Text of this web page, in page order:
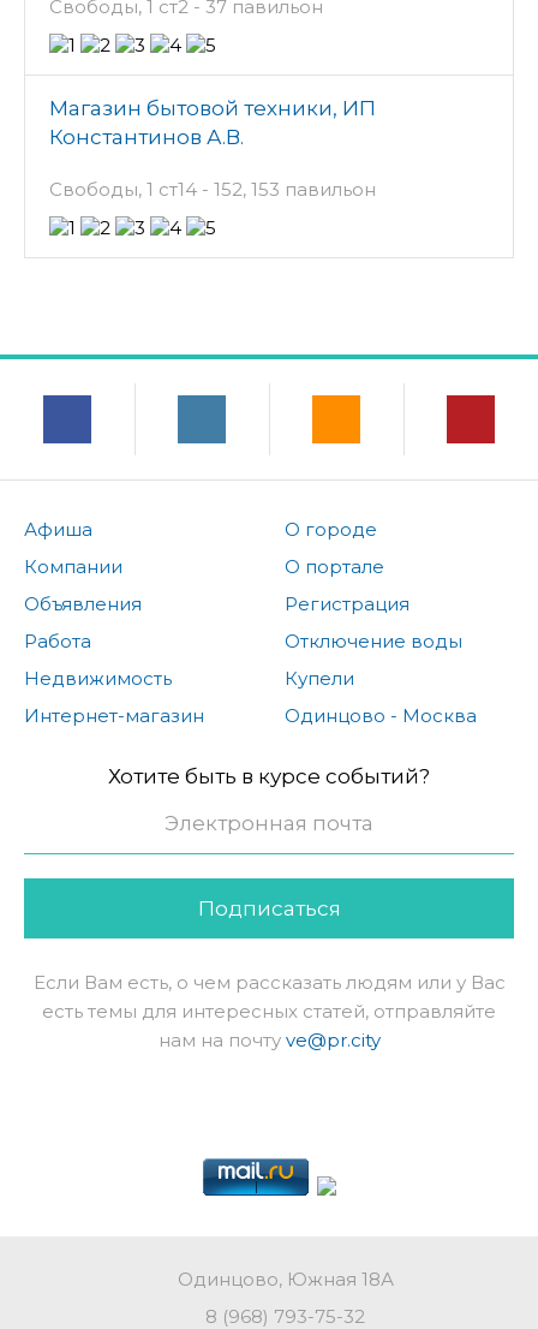
Свободы, 1 ст2 - 37 павильон
Магазин бытовой техники, ИП
Константинов А.В.
Свободы, 1 ст14 - 152, 153 павильон
Афиша
Компании
Объявления
Работа
Недвижимость
Интернет-магазин
О городе
О портале
Регистрация
Отключение воды
Купели
Одинцово - Москва
Хотите быть в курсе событий?
Подписаться
Если Вам есть, о чем рассказать людям или у Вас
есть темы для интересных статей, отправляйте
нам на почту ve@pr.city
Одинцово, Южная 18А
8 (968) 793-75-32